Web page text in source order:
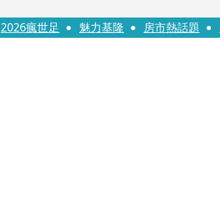
快訊
暗黑界轉戰科技圈！前AV女優當
2026瘋世足 魅力基隆 房市熱話題